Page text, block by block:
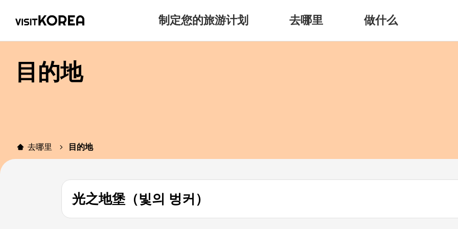
制定您的旅游计划 去哪里 做什么
目的地
去哪里 目的地
光之地堡（빛의 벙커）